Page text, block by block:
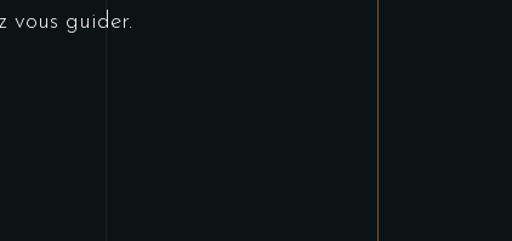
vous guider.